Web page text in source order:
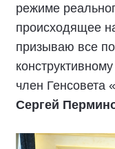
режиме
происходящее
призываю все
член Генсовета
Сергей